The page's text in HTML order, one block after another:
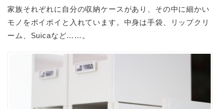
家族それぞれに自分の収納ケースがあり、その中に細かい
モノをポイポイと入れています。中身は手袋、リップクリ
ーム、 Suicaなど……。